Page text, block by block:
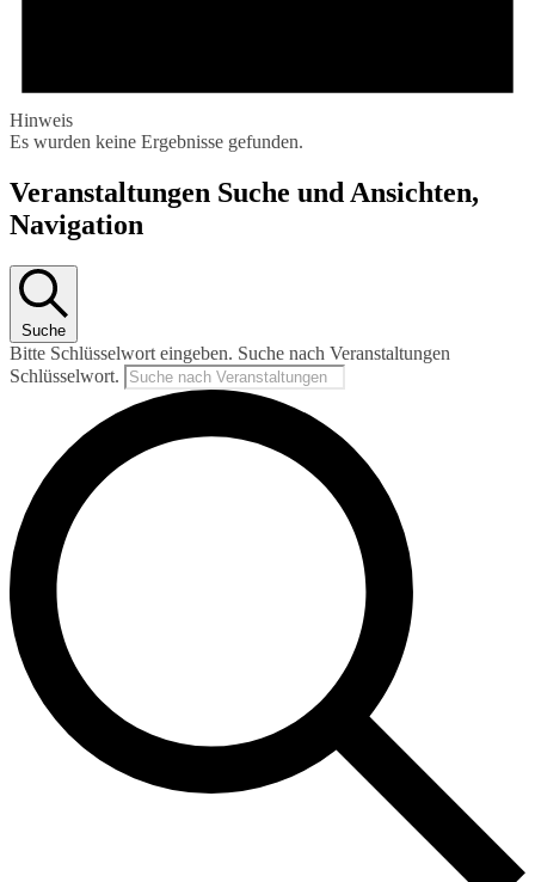
Hinweis
Es wurden keine Ergebnisse gefunden.
Veranstaltungen Suche und Ansichten,
Navigation
Suche
Bitte Schlüsselwort eingeben. Suche nach Veranstaltungen
Schlüsselwort.